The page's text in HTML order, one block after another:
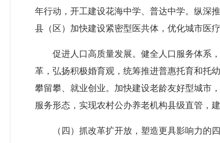
年行动，开工建设花海中学、普达中学。纵深
县（区）加快建设紧密型医共体，优化城市医
促进人口高质量发展。健全人口服务体系，
革，弘扬积极婚育观，统筹推进普惠托育和托
攀留攀、就业创业。加快建设老龄友好型城市
服务形态，实现农村公办养老机构县级直管，
（四）抓改革扩开放，塑造更具影响力的